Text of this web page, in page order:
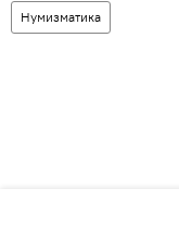
Нумизматика